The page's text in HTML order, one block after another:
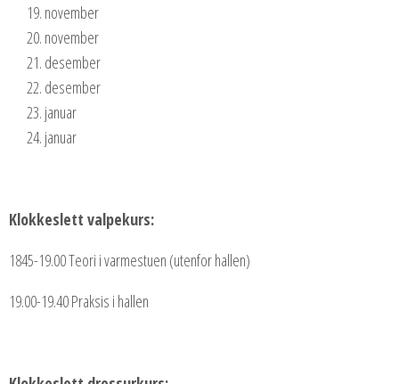
november
november
desember
desember
januar
januar
Klokkeslett valpekurs:
1845-19.00 Teori i varmestuen (utenfor hallen)
19.00-19.40 Praksis i hallen